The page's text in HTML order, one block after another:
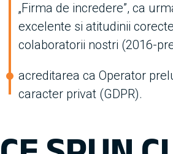
„Firma de incredere”, ca
excelente si atitudinii
colaboratorii nostri (2016-
acreditarea ca Operator
caracter privat (GDPR).